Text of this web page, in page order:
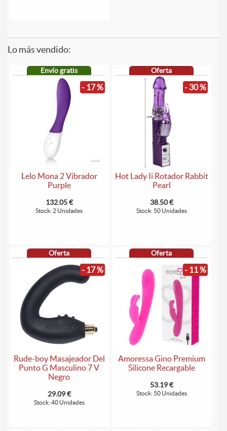
Lo más vendido:
Envío gratis
- 17 %
Lelo Mona 2 Vibrador
Purple
132.05 €
Stock: 2 Unidades
Oferta
- 30 %
Hot Lady Ii Rotador Rabbit
Pearl
38.50 €
Stock: 50 Unidades
Oferta
- 17 %
Rude-boy Masajeador Del
Punto G Masculino 7 V
Negro
29.09 €
Stock: 40 Unidades
Oferta
- 11 %
Amoressa Gino Premium
Silicone Recargable
53.19 €
Stock: 50 Unidades